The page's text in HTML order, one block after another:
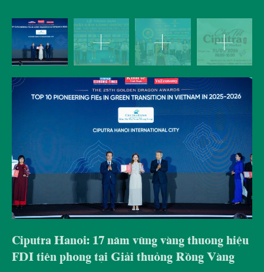
Ciputra Hanoi: 17 năm vững vàng thương hiệu
FDI tiên phong tại Giải thưởng Rồng Vàng